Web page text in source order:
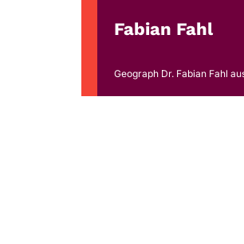
Fabian Fahl
Geograph Dr. Fabian Fahl